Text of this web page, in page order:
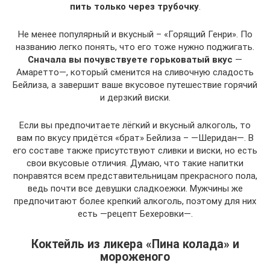
пить только через трубочку.
Не менее популярный и вкусный – «Горящий Генри». По
названию легко понять, что его тоже нужно поджигать.
Сначала вы почувствуете горьковатый вкус —
Амаретто—, который сменится на сливочную сладость
Бейлиза, а завершит ваше вкусовое путешествие горячий
и дерзкий виски.
Если вы предпочитаете лёгкий и вкусный алкоголь, то
вам по вкусу придётся «брат» Бейлиза – —Шеридан—. В
его составе также присутствуют сливки и виски, но есть
свои вкусовые отличия. Думаю, что такие напитки
понравятся всем представительницам прекрасного пола,
ведь почти все девушки сладкоежки. Мужчины же
предпочитают более крепкий алкоголь, поэтому для них
есть —рецепт Бехеровки—.
Коктейль из ликера «Пина колада» и
мороженого